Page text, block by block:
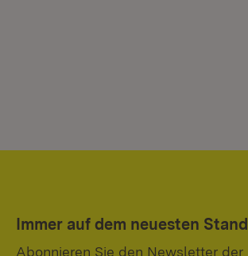
Immer auf dem neuesten Stand
Abonnieren Sie den Newsletter der